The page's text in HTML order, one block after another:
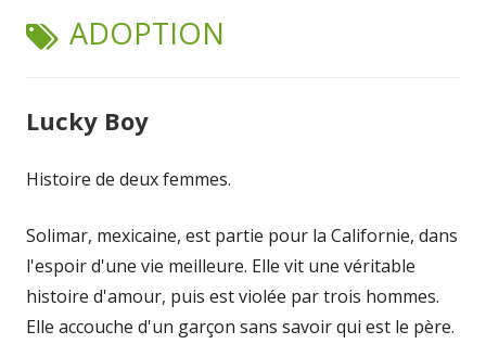
TAG:
ADOPTION
Lucky Boy
Histoire de deux femmes.
Solimar, mexicaine, est partie pour la Californie, dans
l'espoir d'une vie meilleure. Elle vit une véritable
histoire d'amour, puis est violée par trois hommes.
Elle accouche d'un garçon sans savoir qui est le père.